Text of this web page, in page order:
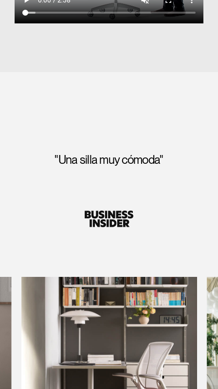
impresionó comprobar que su 'espaldar de